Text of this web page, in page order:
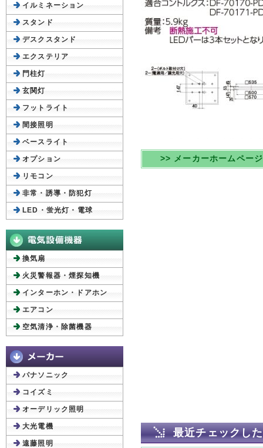
>> メーカーホームペー
最近チェックし
イルミネーション
スタンド
デスクスタンド
エクステリア
門柱灯
玄関灯
フットライト
間接照明
ベースライト
オプション
リモコン
非常・誘導・防犯灯
LED・蛍光灯・電球
換気扇
火災警報器・煙探知機
インターホン・ドアホン
エアコン
空気清浄・除菌機器
パナソニック
コイズミ
オーデリック照明
大光電機
遠藤照明